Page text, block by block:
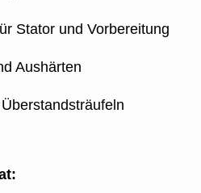
Stator und Vorbereitung
Aushärten